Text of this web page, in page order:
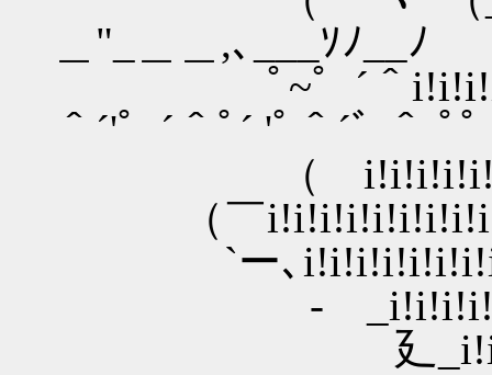
＿"_＿＿,､___ｿﾉ__ﾉ
ﾟ~゜´＾i!i!i!i!i!⌒
＾´'゜´＾ﾟ´ 'ﾟ＾´ﾞ ＾ ﾟ
（
（￣
`ー､
- _i!i!i!i!i!i!
廴_i!i!